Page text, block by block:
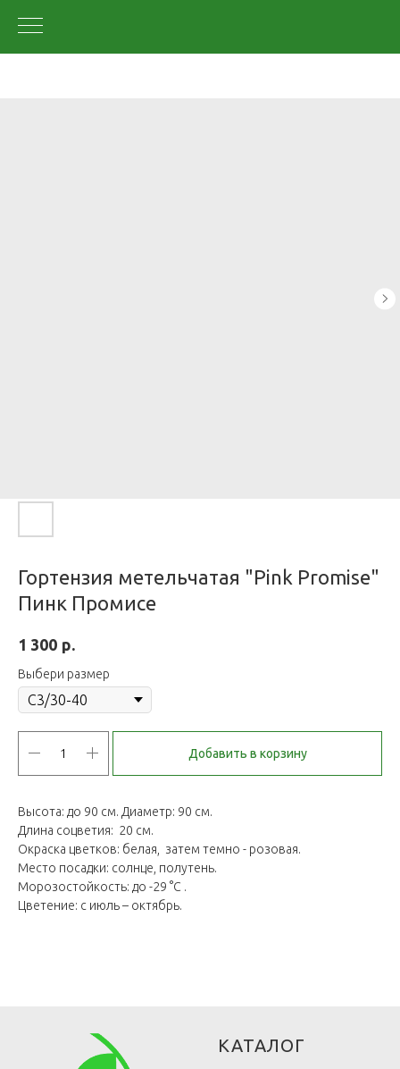
Гортензия метельчатая "Pink Promise"
Пинк Промисе
1 300 р.
Выбери размер
Добавить в корзину
Высота: до 90 см. Диаметр: 90 см.
Длина соцветия: 20 см.
Окраска цветков: белая, затем темно - розовая.
Место посадки: солнце, полутень.
Морозостойкость: до -29 °C .
Цветение: с июль – октябрь.
КАТАЛОГ